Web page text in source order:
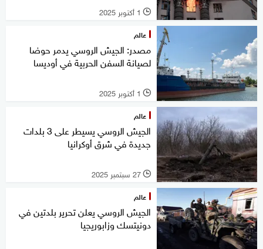
l 1 أكتوبر 2025
عالم
مصدر: الجيش الروسي يدمر حوضا
لصيانة السفن الحربية في أوديسا
l 1 أكتوبر 2025
عالم
الجيش الروسي يسيطر على 3 بلدات
جديدة في شرق أوكرانيا
l 27 سبتمبر 2025
عالم
الجيش الروسي يعلن تحرير بلدتين في
دونيتسك وزابوريجيا